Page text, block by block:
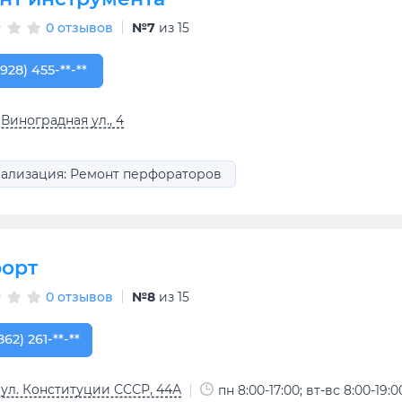
0 отзывов №7 из 15
455-50-03
455-**-**
ул., 4
Ремонт перфораторов
0 отзывов №8 из 15
261-61-61
261-**-**
Конституции СССР, 44А пн 8:00-17:00; вт-вс 8:00-